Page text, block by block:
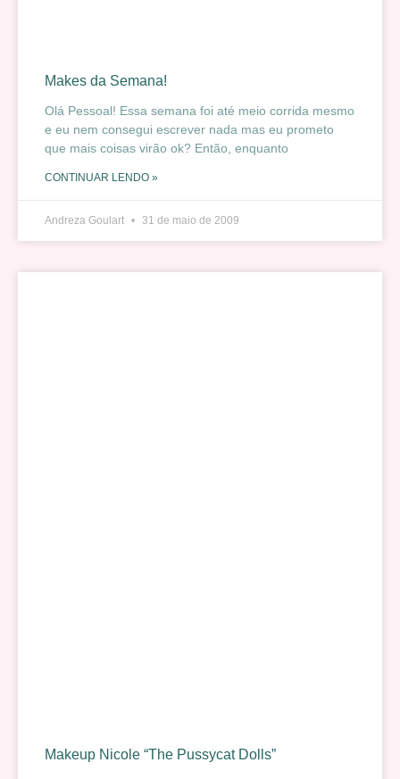
Makes da Semana!
Olá Pessoal! Essa semana foi até meio corrida mesmo
e eu nem consegui escrever nada mas eu prometo
que mais coisas virão ok? Então, enquanto
CONTINUAR LENDO »
Andreza Goulart 31 de maio de 2009
Makeup Nicole “The Pussycat Dolls”